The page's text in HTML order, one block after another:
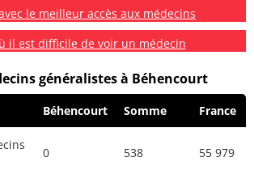
le meilleur accès aux médecins
il est difficile de voir un médecin
généralistes à Béhencourt
Béhencourt Somme France
0 538 55 979